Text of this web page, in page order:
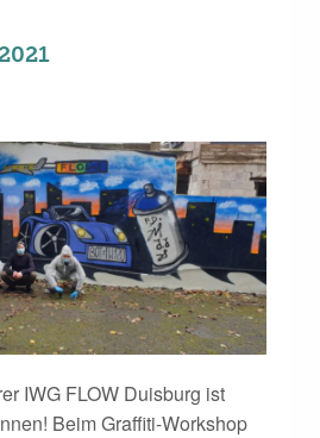
IWG FLOW Duisburg ist
Beim Graffiti-Workshop